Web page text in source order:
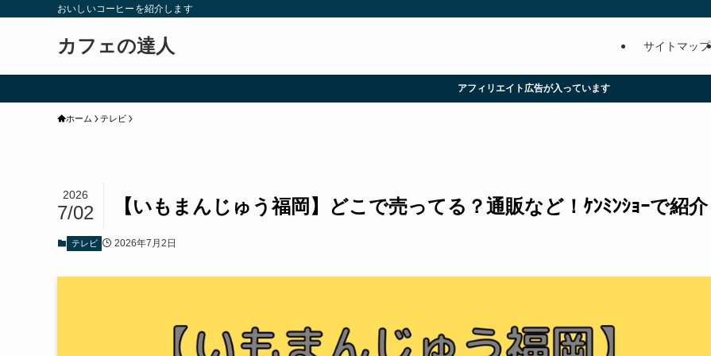
おいしいコーヒーを紹介します
カフェの達人 サイトマップ
アフィリエイト広告が入っています
ホーム テレビ
【いもまんじゅう福岡】どこで売ってる？通販など！ｹﾝﾐﾝｼｮｰで紹介
2026
7/02
テレビ 2026年7月2日